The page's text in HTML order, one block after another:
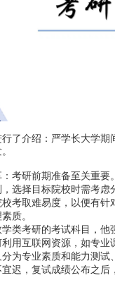
了介绍：严学长大学
考研前期准备至关重
选择目标院校时需考
考取难易度，以便有
质。
类考研的考试科目，
用互联网资源，如专
为专业素质和能力测
迟，复试成绩公布之后